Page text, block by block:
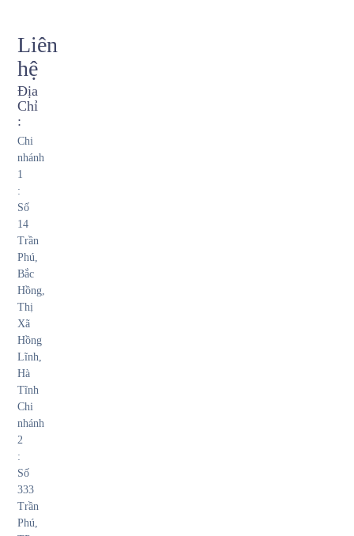
Liên
hệ
Địa
Chỉ
:
Chi
nhánh
1
:
Số
14
Trần
Phú,
Bắc
Hồng,
Thị
Xã
Hồng
Lĩnh,
Hà
Tĩnh
Chi
nhánh
2
:
Số
333
Trần
Phú,